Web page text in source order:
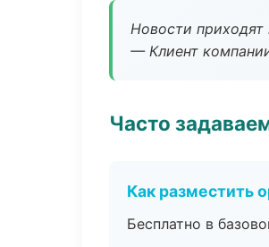
Новости приходят
— Клиент
Часто
Как разместить
Бесплатно в